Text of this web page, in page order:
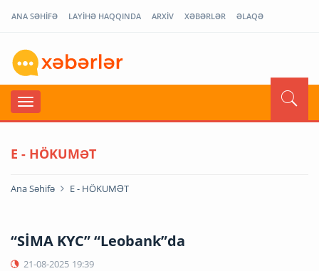
ANA SƏHİFƏ LAYİHƏ HAQQINDA ARXİV XƏBƏRLƏR ƏLAQƏ
E - HÖKUMƏT
Ana Səhifə E - HÖKUMƏT
“SİMA KYC” “Leobank”da
21-08-2025 19:39